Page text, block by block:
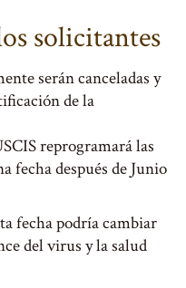
solicitantes
serán canceladas y
de la
reprogramará las
fecha después de Junio
fecha podría cambiar
del virus y la salud